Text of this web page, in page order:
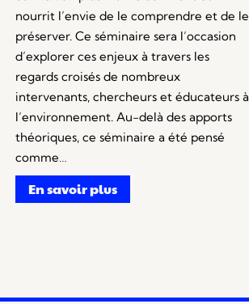
nourrit l’envie de le comprendre et de le
préserver. Ce séminaire sera l’occasion
d’explorer ces enjeux à travers les
regards croisés de nombreux
intervenants, chercheurs et éducateurs à
l’environnement. Au-delà des apports
théoriques, ce séminaire a été pensé
comme…
En savoir plus